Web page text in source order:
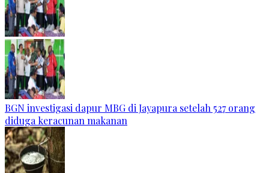
BGN investigasi dapur MBG di Jayapura setelah 527 orang
diduga keracunan makanan